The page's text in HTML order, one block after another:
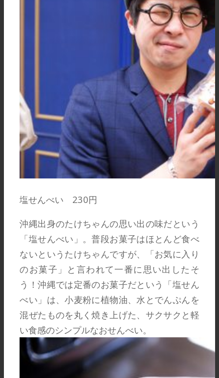
塩せんべい 230円
沖縄出身のたけちゃんの思い出の味だという
「塩せんべい」。普段お菓子はほとんど食べ
ないというたけちゃんですが、「お気に入り
のお菓子」と言われて一番に思い出したそ
う！沖縄では定番のお菓子だという「塩せん
べい」は、小麦粉に植物油、水とでんぷんを
混ぜたものを丸く焼き上げた、サクサクと軽
い食感のシンプルなおせんべい。